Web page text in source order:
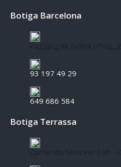
Botiga Barcelona
93 197 49 29
649 686 584
Botiga Terrassa